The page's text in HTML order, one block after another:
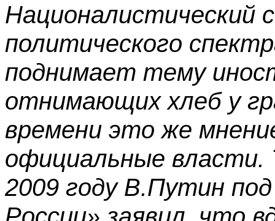
Националистический
политического
поднимает тему
отнимающих хлеб у
времени это же
официальные власти.
2009 году В.Путин